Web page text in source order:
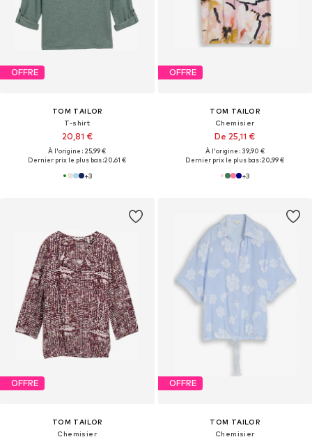
OFFRE
TOM TAILOR
T-shirt
20,81 €
À l'origine : 25,99 €
Dernier prix le plus bas :20,61 €
+3
OFFRE
TOM TAILOR
Chemisier
De 25,11 €
À l'origine : 39,90 €
Dernier prix le plus bas :20,99 €
+3
OFFRE
TOM TAILOR
Chemisier
OFFRE
TOM TAILOR
Chemisier